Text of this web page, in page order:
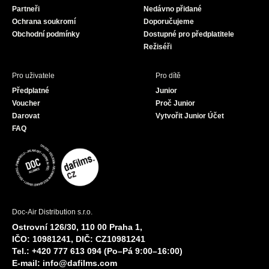
Partneři
Ochrana soukromí
Obchodní podmínky
Nedávno přidané
Doporučujeme
Dostupné pro předplatitele
Režiséři
Pro uživatele
Předplatné
Voucher
Darovat
FAQ
Pro dítě
Junior
Proč Junior
Vytvořit Junior Účet
Doc-Air Distribution s.r.o.
Ostrovní 126/30, 110 00 Praha 1,
IČO: 10981241, DIČ: CZ10981241
Tel.: +420 777 613 094 (Po–Pá 9:00–16:00)
E-mail: info@dafilms.com